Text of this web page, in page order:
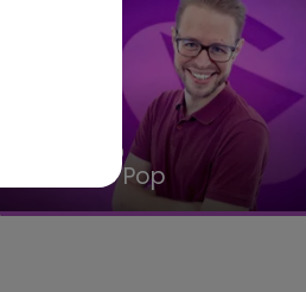
La Radio Pop